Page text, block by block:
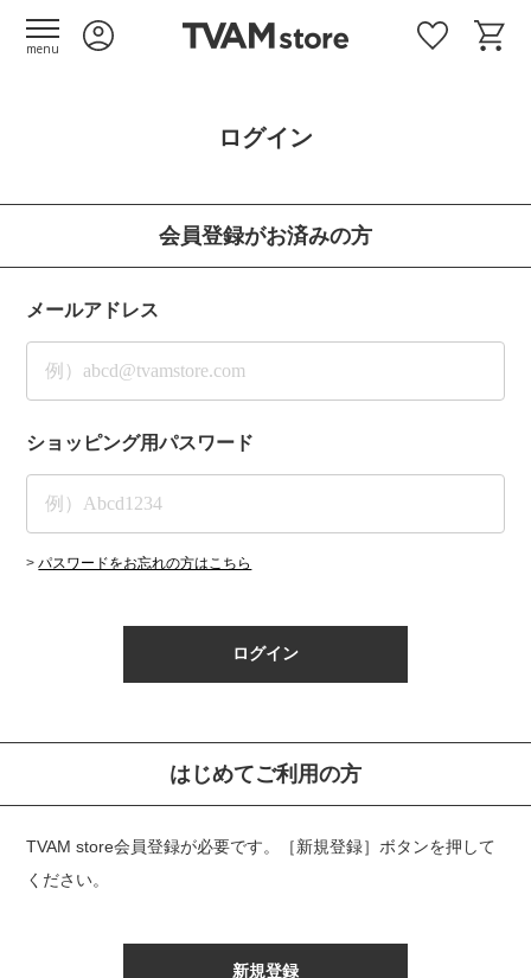
menu
ログイン
会員登録がお済みの方
メールアドレス
ショッピング用パスワード
>パスワードをお忘れの方はこちら
はじめてご利用の方
TVAM store会員登録が必要です。
［新規登録］ボタンを押して
ください。